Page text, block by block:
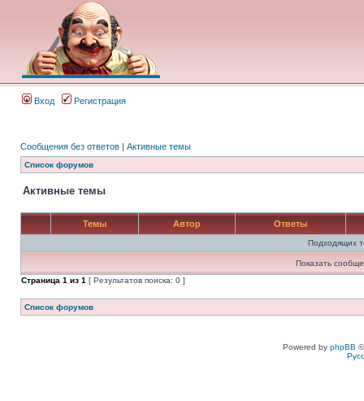
Вход Регистрация
Сообщения без ответов | Активные темы
Список форумов
Активные темы
Темы Автор Ответы
Подходящих
Показать
Страница 1 из 1 [ Результатов поиска: 0 ]
Список форумов
Powered by phpBB